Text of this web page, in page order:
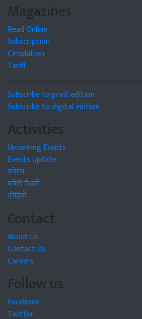
Magazines
Read Online
Subscription
Circulation
Tariff
Subscribe to print edition
Subscribe to digital edition
Activities
Upcoming Events
Events Update
फोरम
फोटो गैलरी
वीडियो
Contact
About Us
Contact Us
Careers
Follow us
Facebook
Twitter